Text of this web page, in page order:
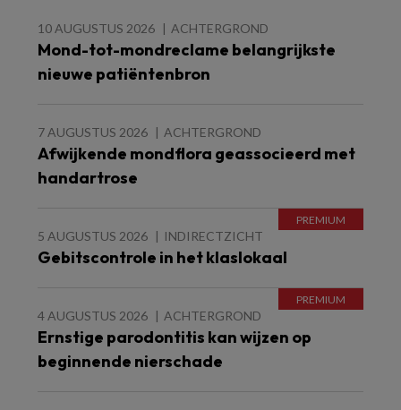
10 AUGUSTUS 2026 ACHTERGROND
Mond-tot-mondreclame belangrijkste
nieuwe patiëntenbron
7 AUGUSTUS 2026 ACHTERGROND
Afwijkende mondflora geassocieerd met
handartrose
5 AUGUSTUS 2026 INDIRECTZICHT
Gebitscontrole in het klaslokaal
4 AUGUSTUS 2026 ACHTERGROND
Ernstige parodontitis kan wijzen op
beginnende nierschade